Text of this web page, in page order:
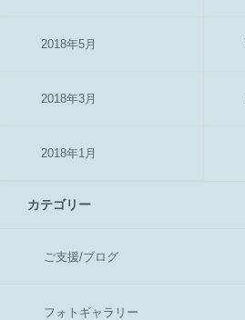
2018年5月
2018年3月
2018年1月
カテゴリー
ご支援/ブログ
フォトギャラリー